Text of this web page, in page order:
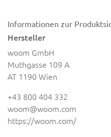
Informationen zur
Hersteller
woom GmbH
Muthgasse 109 A
AT 1190 Wien
+43 800 404 332
woom@woom.com
https://woom.com/